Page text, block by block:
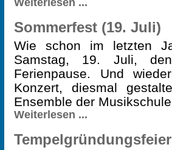
Weiterlesen ...
Sommerfest (19. Juli)
Wie schon im letzten
Samstag, 19. Juli,
Ferienpause. Und
Konzert, diesmal
Ensemble der
Weiterlesen ...